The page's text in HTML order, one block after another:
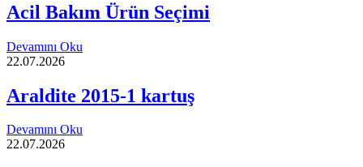
Acil Bakım Ürün Seçimi
Devamını Oku
22.07.2026
Araldite 2015-1 kartuş
Devamını Oku
22.07.2026